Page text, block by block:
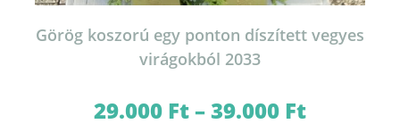
Görög koszorú egy ponton díszített vegyes
virágokból 2033
29.000 Ft–39.000 Ft29.000 Ft